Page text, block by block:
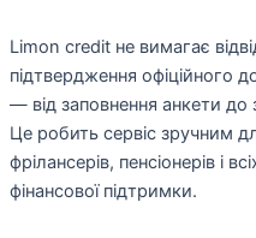
Limon credit не вимагає
підтвердження офіційного
— від заповнення анкети до
Це робить сервіс зручним
фрілансерів, пенсіонерів і
фінансової підтримки.